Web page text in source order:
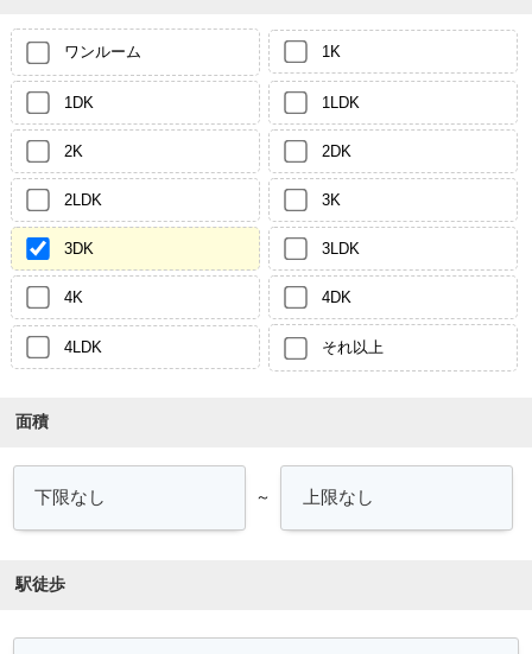
ワンルーム 1K
1DK 1LDK
2K 2DK
2LDK 3K
3DK 3LDK
4K 4DK
4LDK それ以上
面積
～
駅徒歩